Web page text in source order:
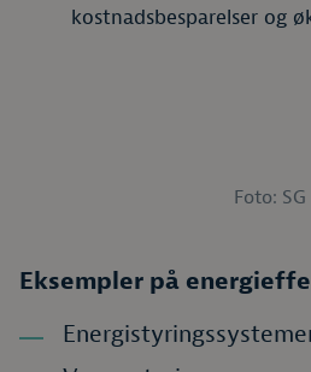
kostnadsbesparelser og
Foto: SG
Eksempler på